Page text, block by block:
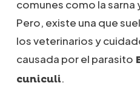
comunes como la sarna
Pero, existe una que
los veterinarios y
causada por el parasito
cuniculi.